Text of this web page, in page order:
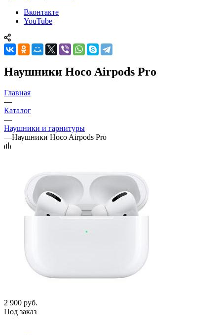
Вконтакте
YouTube
Наушники Hoco Airpods Pro
Главная
—
Каталог
—
Наушники и гарнитуры
—Наушники Hoco Airpods Pro
2 900 руб.
Под заказ